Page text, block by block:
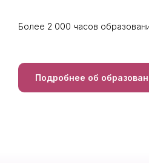
Более 2 000 часов
Подробнее об